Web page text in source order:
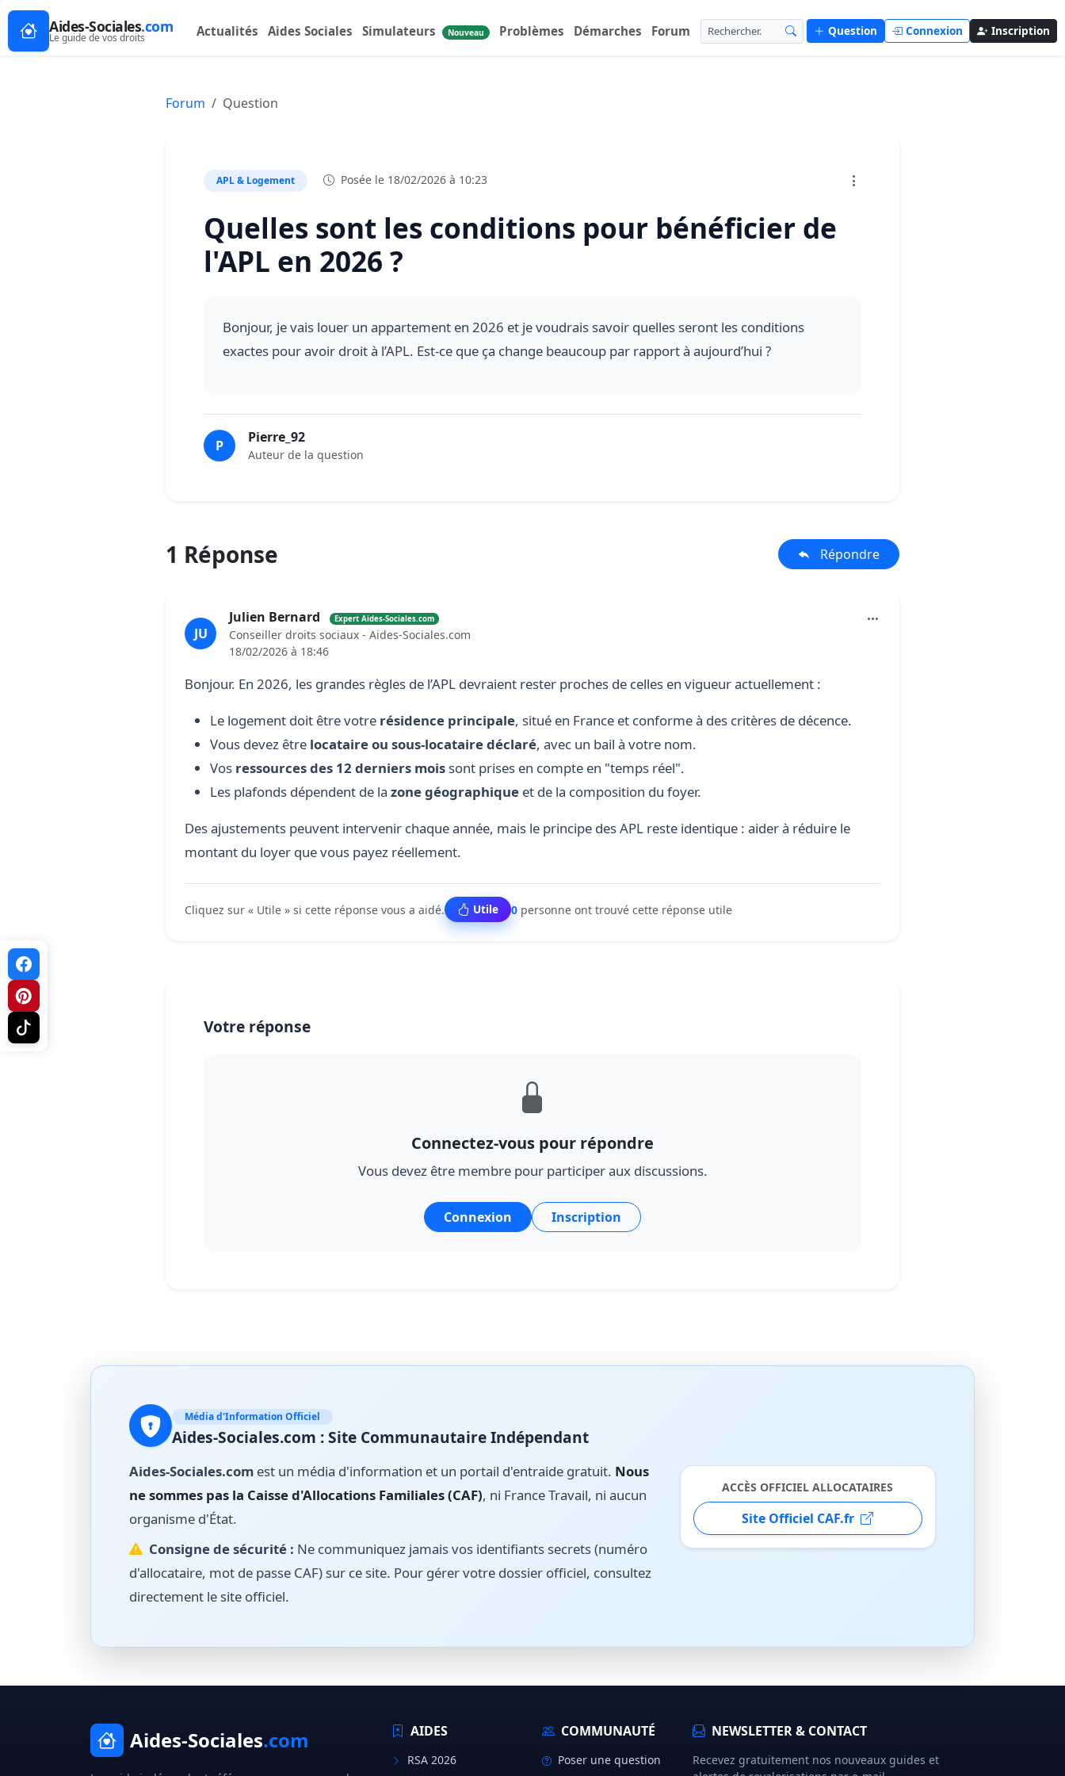
Aides-Sociales.com
Le guide de vos droits Actualités Aides Sociales Simulateurs Nouveau Problèmes Démarches Forum Question Connexion Inscription
Forum Question
APL & Logement Posée le 18/02/2026 à 10:23
Quelles sont les conditions pour bénéficier de
l'APL en 2026 ?
Bonjour, je vais louer un appartement en 2026 et je voudrais savoir quelles seront les conditions
exactes pour avoir droit à l’APL. Est-ce que ça change beaucoup par rapport à aujourd’hui ?
P Pierre_92
Auteur de la question
1 Réponse Répondre
JU
Julien Bernard Expert Aides-Sociales.com
Conseiller droits sociaux - Aides-Sociales.com
18/02/2026 à 18:46
Bonjour. En 2026, les grandes règles de l’APL devraient rester proches de celles en vigueur actuellement :
Le logement doit être votre résidence principale, situé en France et conforme à des critères de décence.
Vous devez être locataire ou sous-locataire déclaré, avec un bail à votre nom.
Vos ressources des 12 derniers mois sont prises en compte en "temps réel".
Les plafonds dépendent de la zone géographique et de la composition du foyer.
Des ajustements peuvent intervenir chaque année, mais le principe des APL reste identique : aider à réduire le
montant du loyer que vous payez réellement.
Cliquez sur « Utile » si cette réponse vous a aidé. Utile 0 personne ont trouvé cette réponse utile
Votre réponse
Connectez-vous pour répondre
Vous devez être membre pour participer aux discussions.
Connexion Inscription
Média d'Information Officiel
Aides-Sociales.com : Site Communautaire Indépendant
Aides-Sociales.com est un média d'information et un portail d'entraide gratuit. Nous
ne sommes pas la Caisse d'Allocations Familiales (CAF), ni France Travail, ni aucun
organisme d'État.
Consigne de sécurité : Ne communiquez jamais vos identifiants secrets (numéro
d'allocataire, mot de passe CAF) sur ce site. Pour gérer votre dossier officiel, consultez
directement le site officiel.
ACCÈS OFFICIEL ALLOCATAIRES
Site Officiel CAF.fr
Aides-Sociales.com AIDES
RSA 2026
COMMUNAUTÉ
Poser une question
NEWSLETTER & CONTACT
Recevez gratuitement nos nouveaux guides et